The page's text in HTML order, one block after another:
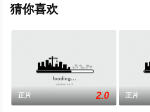
解。
猜你喜欢
正片 2.0 正片